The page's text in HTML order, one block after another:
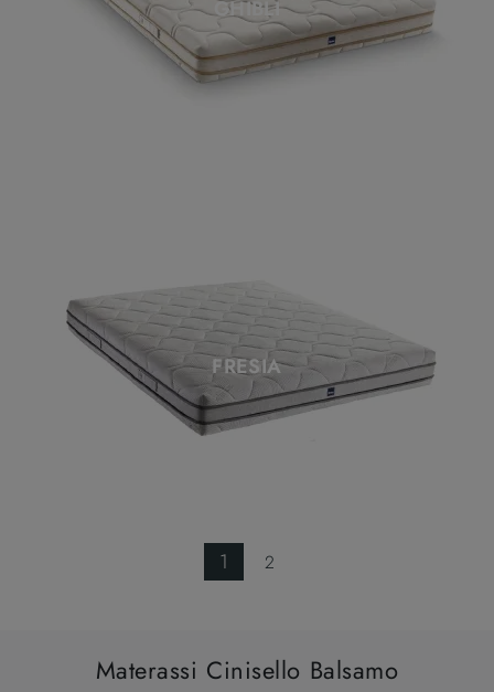
GHIBLI
FRESIA
1 2
Materassi Cinisello Balsamo